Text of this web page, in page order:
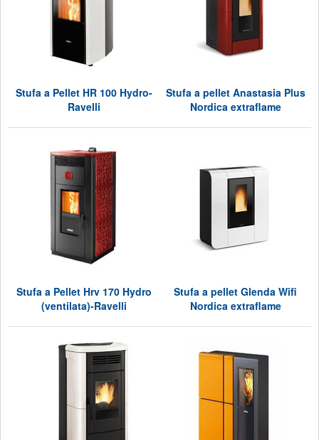
Stufa a Pellet HR 100 Hydro-
Ravelli
Stufa a pellet Anastasia Plus
Nordica extraflame
Stufa a Pellet Hrv 170 Hydro
(ventilata)-Ravelli
Stufa a pellet Glenda Wifi
Nordica extraflame